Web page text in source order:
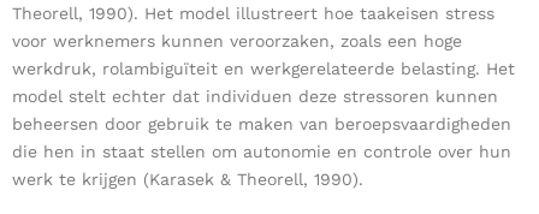
Theorell, 1990). Het model illustreert hoe taakeisen stress
voor werknemers kunnen veroorzaken, zoals een hoge
werkdruk, rolambiguïteit en werkgerelateerde belasting. Het
model stelt echter dat individuen deze stressoren kunnen
beheersen door gebruik te maken van beroepsvaardigheden
die hen in staat stellen om autonomie en controle over hun
werk te krijgen (Karasek & Theorell, 1990).